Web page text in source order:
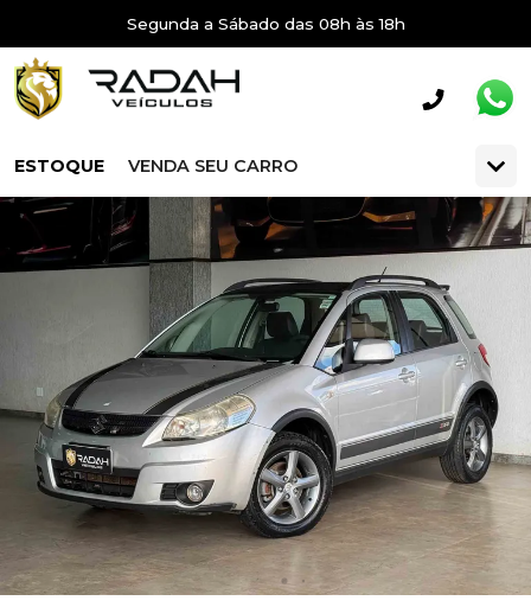
Segunda a Sábado das 08h às 18h
ESTOQUE VENDA SEU CARRO